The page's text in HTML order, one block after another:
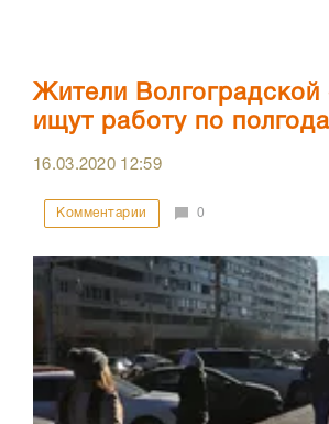
Жители Волгоградской
ищут работу по полгода
16.03.2020 12:59
Комментарии 0